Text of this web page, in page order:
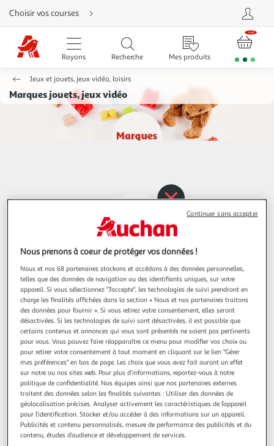
Aller
directement
au
contenu
Aller
directement
Aller
directement
à
Choisir vos courses
Rayons Recherche Mes produits
Jeux et jouets, jeux vidéo, loisirs
Marques jouets, jeux vidéo
Oups, les produits de la catégorie
Marques jouets, jeux vidéoviennent de filer...
Nous vous invitons à lancer une autre recherche...
... ou à trouver votre bonheur dans nos
rayons
Nous prenons à coeur de protéger vos données !
Nous et nos 68 partenaires stockons et accédons à des données personnelles,
telles que des données de navigation ou des identifiants uniques, sur votre
appareil. Si vous sélectionnez "J'accepte", les technologies de suivi prendront en
charge les finalités affichées dans la section « Nous et nos partenaires traitons
des données pour fournir ». Si vous retirez votre consentement, elles seront
désactivées. Si les technologies de suivi sont désactivées, il est possible que
certains contenus et annonces qui vous sont présentés ne soient pas pertinents
pour vous. Vous pouvez faire réapparaître ce menu pour modifier vos choix ou
pour retirer votre consentement à tout moment en cliquant sur le lien "Gérer
mes préférences" en bas de page. Les choix que vous avez fait auront un effet
sur notre ou nos sites web. Pour plus d’informations, reportez-vous à notre
politique de confidentialité. Nos équipes ainsi que nos partenaires externes
traitent des données selon les finalités suivantes : Utiliser des données de
géolocalisation précises. Analyser activement les caractéristiques de l’appareil
pour l’identification. Stocker et/ou accéder à des informations sur un appareil.
Publicités et contenu personnalisés, mesure de performance des publicités et du
contenu, études d’audience et développement de services.
Continuer sans accepter